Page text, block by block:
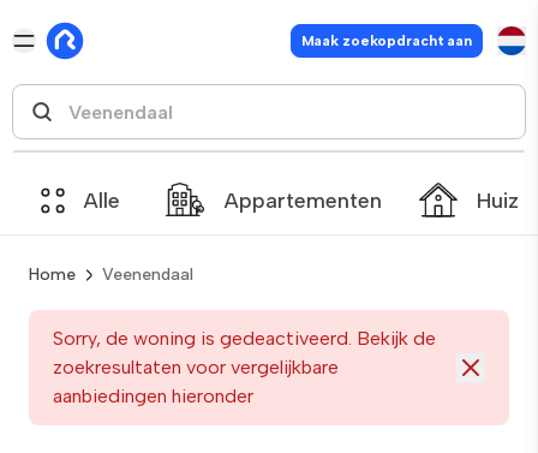
Maak zoekopdracht aan
Alle Appartementen
Home Veenendaal
Sorry, de woning is gedeactiveerd. Bekijk de
zoekresultaten voor vergelijkbare
aanbiedingen hieronder